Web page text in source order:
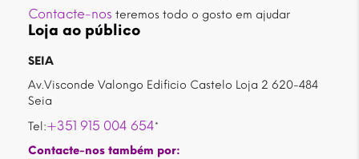
Contacte-nos teremos todo o gosto em ajudar
Loja ao público
SEIA
Av.Visconde Valongo Edificio Castelo Loja 2 620-484
Seia
Tel:+351 915 004 654*
Contacte-nos também por: